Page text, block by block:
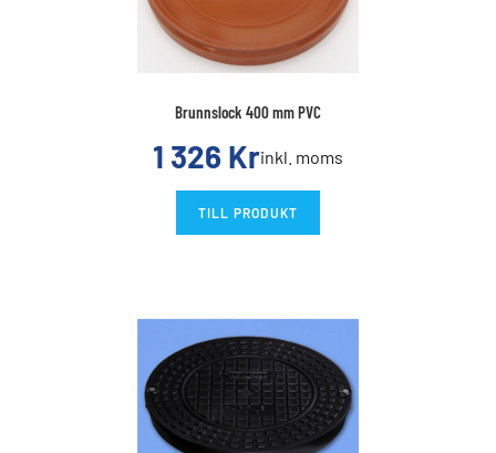
Brunnslock 400 mm PVC
1 326 Krinkl. moms
TILL PRODUKT